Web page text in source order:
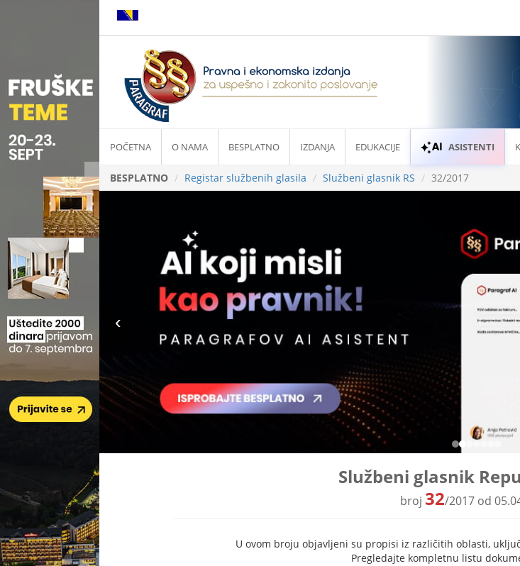
POČETNA O NAMA BESPLATNO IZDANJA EDUKACIJE ASISTENTI
BESPLATNO Registar službenih glasila Službeni glasnik RS 32/2017
Službeni glasnik
broj 32/2017 od
U ovom broju objavljeni su propisi iz različitih oblasti,
Pregledajte kompletnu listu